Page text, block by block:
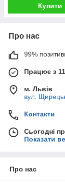
Купити
Про нас
99%
Працює з
м. Львів
вул.
Контакти
Сьогодні
Показати
Про нас